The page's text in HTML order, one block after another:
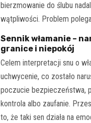
bierzmowanie do ślubu
wątpliwości. Problem
Sennik włamanie –
granice i niepokój
Celem interpretacji snu o
uchwycenie, co zostało
poczucie bezpieczeństwa,
kontrola albo zaufanie.
to, że taki sen działa na